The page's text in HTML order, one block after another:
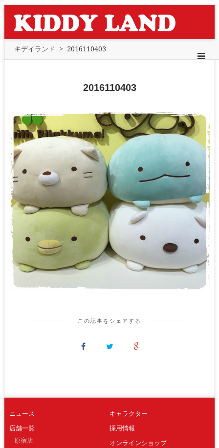
キデイランド > 2016110403
2016110403
この記事をシェアする
ニュース
店舗一覧
原宿店
キャラクター
採用情報
オンラインショップ